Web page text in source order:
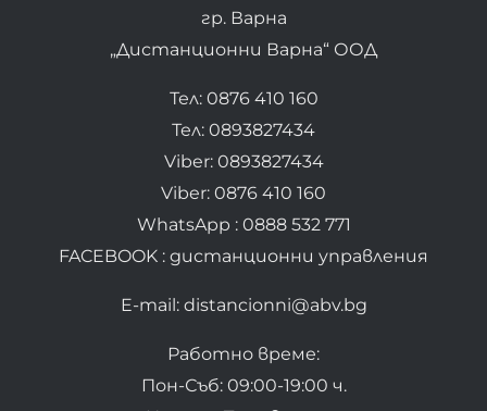
гр. Варна
„Дистанционни Варна“ ООД
Тел: 0876 410 160
Тел: 0893827434
Viber: 0893827434
Viber: 0876 410 160
WhatsApp : 0888 532 771
FACEBOOK : дистанционни управления
E-mail: distancionni@abv.bg
Работно време:
Пон-Съб: 09:00-19:00 ч.